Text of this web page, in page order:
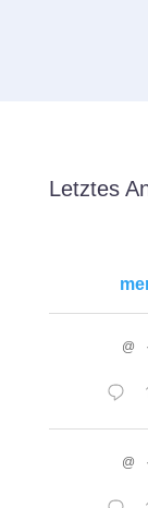
Letztes
@ ·
@ ·